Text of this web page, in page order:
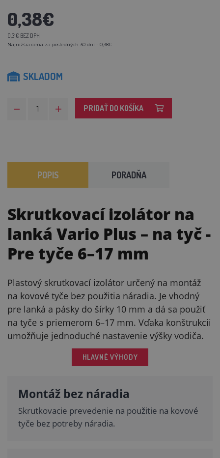
0,38€
0,31€ BEZ DPH
Najnižšia cena za posledných 30 dní - 0,38€
SKLADOM
PRIDAŤ DO KOŠÍKA
POPIS PORADŇA
Skrutkovací izolátor na
lanká Vario Plus – na tyč-
Pre tyče 6–17 mm
Plastový skrutkovací izolátor určený na montáž
na kovové tyče bez použitia náradia. Je vhodný
pre lanká a pásky do šírky 10 mm a dá sa použiť
na tyče s priemerom 6–17 mm. Vďaka konštrukcii
umožňuje jednoduché nastavenie výšky vodiča.
HLAVNÉ VÝHODY
Montáž bez náradia
Skrutkovacie prevedenie na použitie na kovové
tyče bez potreby náradia.